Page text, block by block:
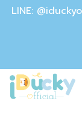
LINE: